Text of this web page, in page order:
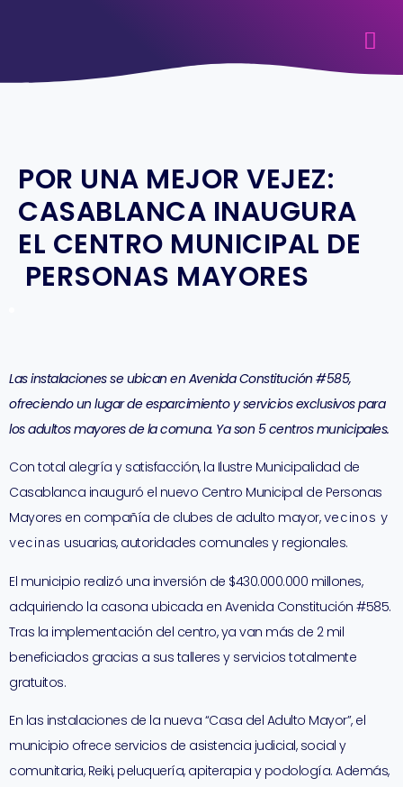
POR UNA MEJOR VEJEZ:
CASABLANCA INAUGURA
EL CENTRO MUNICIPAL DE
PERSONAS MAYORES
Las instalaciones se ubican en Avenida Constitución #585,
ofreciendo un lugar de esparcimiento y servicios exclusivos para
los adultos mayores de la comuna. Ya son 5 centros municipales.
Con total alegría y satisfacción, la Ilustre Municipalidad de
Casablanca inauguró el nuevo Centro Municipal de Personas
Mayores en compañía de clubes de adulto mayor,vecinos y
vecinas usuarias, autoridades comunales y regionales.
El municipio realizó una inversión de $430.000.000 millones,
adquiriendo la casona ubicada en Avenida Constitución #585.
Tras la implementación del centro, ya van más de 2 mil
beneficiados gracias a sus talleres y servicios totalmente
gratuitos.
En las instalaciones de la nueva “Casa del Adulto Mayor”, el
municipio ofrece servicios de asistencia judicial, social y
comunitaria, Reiki, peluquería, apiterapia y podología. Además,